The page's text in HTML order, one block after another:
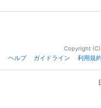
Copyright
ヘルプ
ガイドライン 利用規